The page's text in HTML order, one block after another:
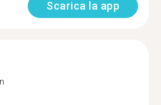
Scarica la app